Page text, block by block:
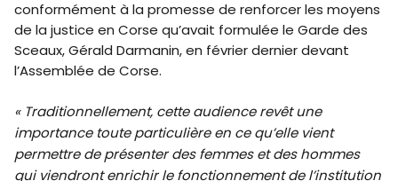
conformément à la promesse de renforcer les moyens
de la justice en Corse qu’avait formulée le Garde des
Sceaux, Gérald Darmanin, en février dernier devant
l’Assemblée de Corse.
« Traditionnellement, cette audience revêt une
importance toute particulière en ce qu’elle vient
permettre de présenter des femmes et des hommes
qui viendront enrichir le fonctionnement de l’institution